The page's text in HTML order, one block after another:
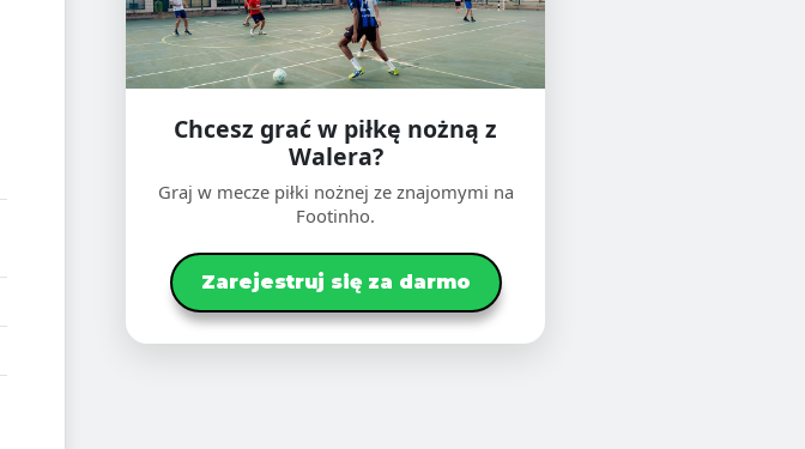
Chcesz grać w piłkę nożną z
Walera?
Graj w mecze piłki nożnej ze znajomymi na
Footinho.
Zarejestruj się za darmo